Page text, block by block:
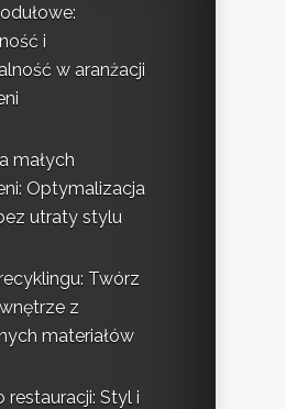
i
w aranżacji
małych
Optymalizacja
utraty stylu
Twórz
z
materiałów
restauracji: Styl i